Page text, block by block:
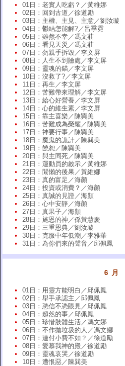
01日：老實人吃虧？／黃維娜
02日：回到古道／徐道勵
03日：主權、主見、主意／劉汝璇
04日：鬱結怎能解?／呂季霓
05日：雖然不幸／馮文莊
06日：看見天災／馮文莊
07日：勿親手拆毀／李文屏
08日：人生不到險處／李文屏
09日：靈魂的錨／李文屏
10日：沒救了?／李文屏
11日：再生／李文屏
12日：苦難帶來理解／李文屏
13日：給心好營養／李文屏
14日：心的維生素／李文屏
15日：靠主喜樂／陳巽美
16日：苦難成為榮耀／陳巽美
17日：神要行事／陳巽美
18日：魔鬼的詭計／陳巽美
19日：饒恕／陳巽美
20日：與主同死／陳巽美
21日：運動員的啟示／黃維娜
22日：閒懶的後果／黃維娜
23日：真的富足／海顏
24日：投資或消費？／海顏
25日：真誠的見證／海顏
26日：心中安靜／海顏
27日：真果子／海顏
28日：施恩的神／孫黃慧慶
29日：三重恩典／劉汝璇
30日：克服中年低潮／李雅華
31日：為你們來的聲音／邱佩鳳
6 月
01日：用靈方能明白／邱佩鳳
02日：舉手承認主／邱佩鳳
03日：憑信不憑眼見／邱佩鳳
04日：超然的事／邱佩鳳
05日：珍惜肢體生活／馮文娜
06日：不作拋垃圾的人／馮文娜
07日：連付小費不如？／徐道勵
08日：愛慕我神的殿／徐道勵
09日：靈魂哀哭／徐道勵
10日：遭恨惡／陳巽美